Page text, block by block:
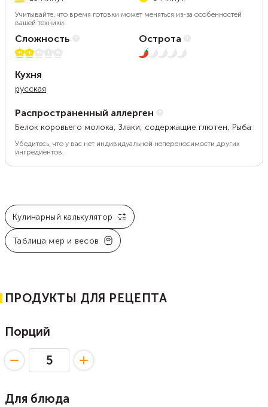
Учитывайте, что время готовки может меняться из-за особенностей
вашей техники.
Сложность
2 из 5
Острота
1 из 5
Кухня
русская
Распространенный аллерген
Белок коровьего молока, Злаки, содержащие глютен, Рыба
Убедитесь, что у вас нет индивидуальной непереносимости других
ингредиентов.
Кулинарный калькулятор
Таблица мер и весов
ПРОДУКТЫ ДЛЯ РЕЦЕПТА
Порций
Для блюда